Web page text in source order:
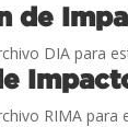
de
DIA para
RIMA para